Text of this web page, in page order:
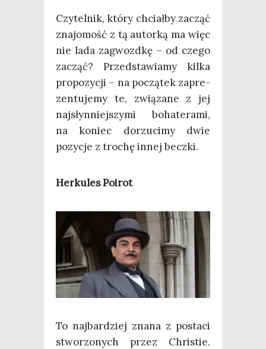
Czy­tel­nik, któ­ry chciał­by zacząć
zna­jo­mość z tą autor­ką ma więc
nie lada zagwozd­kę – od cze­go
zacząć? Przed­sta­wia­my kil­ka
pro­po­zy­cji – na począ­tek zapre­
zen­tu­je­my te, zwią­za­ne z jej
naj­słyn­niej­szy­mi boha­te­ra­mi,
na koniec dorzu­ci­my dwie
pozy­cje z tro­chę innej beczki.
Her­ku­les Poirot
To naj­bar­dziej zna­na z posta­ci
stwo­rzo­nych przez Chri­stie.